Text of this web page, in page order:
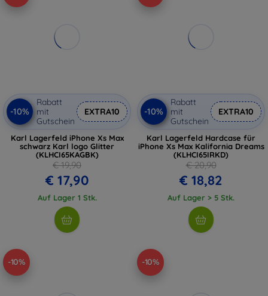
-10%
Rabatt
mit
Gutschein
EXTRA10
Karl Lagerfeld iPhone Xs Max
schwarz Karl logo Glitter
(KLHCI65KAGBK)
€ 19,90
€ 17,90
Auf Lager 1 Stk.
-10%
Rabatt
mit
Gutschein
EXTRA10
Karl Lagerfeld Hardcase für
iPhone Xs Max Kalifornia Dreams
(KLHCI65IRKD)
€ 20,90
€ 18,82
Auf Lager > 5 Stk.
-10% -10%